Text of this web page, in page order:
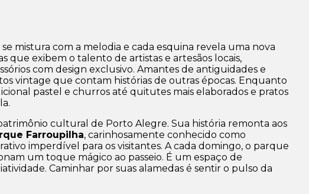
mistura com a melodia e cada esquina revela uma nova
que exibem o talento de artistas e artesãos locais,
com design exclusivo. Amantes de antiguidades e
vintage que contam histórias de outras épocas. Enquanto
pastel e churros até quitutes mais elaborados e pratos
cultural de Porto Alegre. Sua história remonta aos
Farroupilha, carinhosamente conhecido como
imperdível para os visitantes. A cada domingo, o parque
um toque mágico ao passeio. É um espaço de
Caminhar por suas alamedas é sentir o pulso da